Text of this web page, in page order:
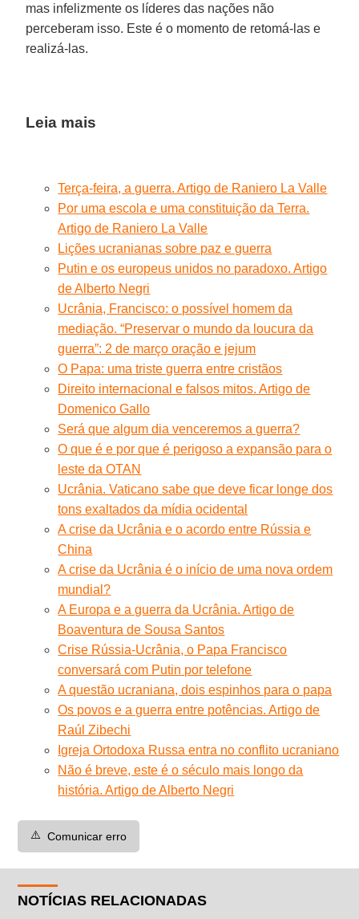
mas infelizmente os líderes das nações não
perceberam isso. Este é o momento de retomá-las e
realizá-las.
Leia mais
Terça-feira, a guerra. Artigo de Raniero La Valle
Por uma escola e uma constituição da Terra.
Artigo de Raniero La Valle
Lições ucranianas sobre paz e guerra
Putin e os europeus unidos no paradoxo. Artigo
de Alberto Negri
Ucrânia, Francisco: o possível homem da
mediação. “Preservar o mundo da loucura da
guerra”: 2 de março oração e jejum
O Papa: uma triste guerra entre cristãos
Direito internacional e falsos mitos. Artigo de
Domenico Gallo
Será que algum dia venceremos a guerra?
O que é e por que é perigoso a expansão para o
leste da OTAN
Ucrânia. Vaticano sabe que deve ficar longe dos
tons exaltados da mídia ocidental
A crise da Ucrânia e o acordo entre Rússia e
China
A crise da Ucrânia é o início de uma nova ordem
mundial?
A Europa e a guerra da Ucrânia. Artigo de
Boaventura de Sousa Santos
Crise Rússia-Ucrânia, o Papa Francisco
conversará com Putin por telefone
A questão ucraniana, dois espinhos para o papa
Os povos e a guerra entre potências. Artigo de
Raúl Zibechi
Igreja Ortodoxa Russa entra no conflito ucraniano
Não é breve, este é o século mais longo da
história. Artigo de Alberto Negri
⚠️ Comunicar erro
NOTÍCIAS RELACIONADAS